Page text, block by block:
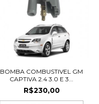
BOMBA COMBUSTIVEL GM
CAPTIVA 2.4 3.0 E 3...
R$230,00